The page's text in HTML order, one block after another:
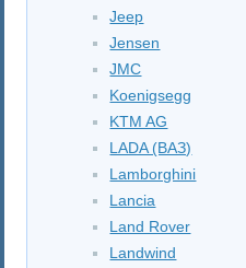
Jeep
Jensen
JMC
Koenigsegg
KTM AG
LADA (ВАЗ)
Lamborghini
Lancia
Land Rover
Landwind